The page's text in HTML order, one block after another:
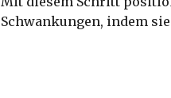
Schwankungen, indem